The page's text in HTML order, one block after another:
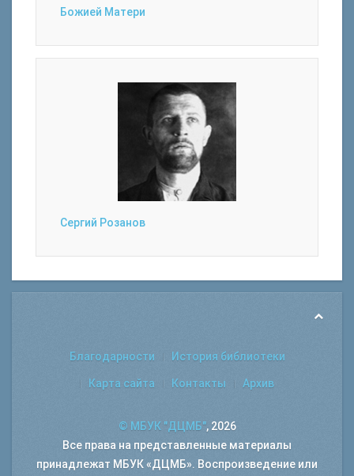
Божией Матери
Сергий Розанов
Благодарности История библиотеки
Карта сайта Контакты Архив
© МБУК "ДЦМБ", 2026
Все права на представленные материалы
принадлежат МБУК «ДЦМБ». Воспроизведение или